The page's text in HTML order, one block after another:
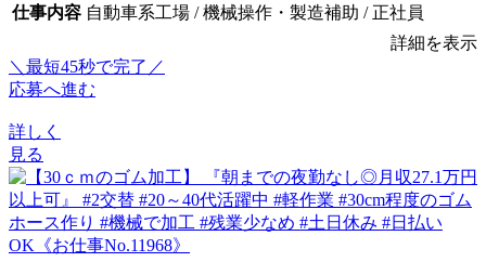
仕事内容 自動車系工場 / 機械操作・製造補助 / 正社員
詳細を表示
＼最短45秒で完了／
応募へ進む
詳しく
見る